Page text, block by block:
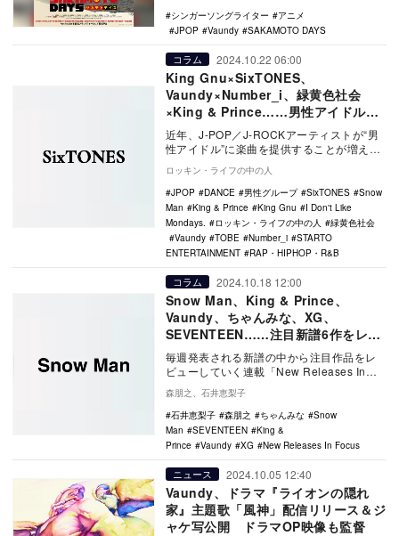
シンガーソングライター
アニメ
JPOP
Vaundy SAKAMOTO DAYS
コラム 2024.10.22 06:00
King Gnu×SixTONES、
Vaundy×Number_i、緑黄色社会
×King & Prince……男性アイドル／
グループへの楽曲提供が生む化学反応
近年、J-POP／J-ROCKアーティストが“男
性アイドル”に楽曲を提供することが増えて
いる。そこでKing Gnu×SixTO…
ロッキン・ライフの中の人
JPOP
DANCE 男性グループ SixTONES
Snow
Man
King & Prince King Gnu
I Don't Like
Mondays.
ロッキン・ライフの中の人
緑黄色社会
Vaundy
TOBE Number_i
STARTO
ENTERTAINMENT
RAP・HIPHOP・R&B
コラム 2024.10.18 12:00
Snow Man、King & Prince、
Vaundy、ちゃんみな、XG、
SEVENTEEN……注目新譜6作をレビ
ュー
毎週発表される新譜の中から注目作品をレ
ビューしていく連載「New Releases In
Focus」。今回はSnow Man「…
森朋之、石井恵梨子
石井恵梨子
森朋之 ちゃんみな
Snow
Man
SEVENTEEN
King &
Prince
Vaundy XG New Releases In Focus
ニュース 2024.10.05 12:40
Vaundy、ドラマ『ライオンの隠れ
家』主題歌「風神」配信リリース＆ジ
ャケ写公開 ドラマOP映像も監督